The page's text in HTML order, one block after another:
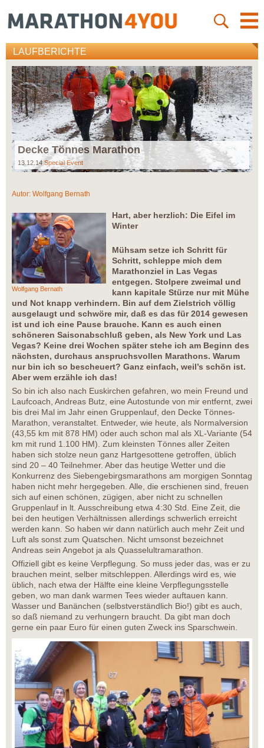
LAUFBERICHTE
Decke Tönnes Marathon
13.12.14Special Event
Autor: Wolfgang Bernath
Wolfgang Bernath
Hart, aber herzlich: Die Eifel im
Winter
Mühsam setze ich Schritt für
Schritt, schleppe mich dem
Marathonziel in Las Vegas
entgegen. Stolpere zweimal und
kann kapitale Stürze nur mit Mühe
und Not knapp verhindern. Bin auf dem Zielstrich völlig
ausgelaugt und schwöre mir, daß es das für 2014 gewesen
ist und ich eine Pause brauche. Kann es auch einen
schöneren Saisonabschluß geben, als New York und Las
Vegas? Keine drei Wochen später stehe ich am Beginn des
nächsten, durchaus anspruchsvollen Marathons. Warum
nur bin ich so bescheuert? Ganz einfach, weil’s schön ist.
Aber wem erzähle ich das!
So bin ich also nach Euskirchen gefahren, wo mein Freund und
Laufcoach, Andreas Butz, eine Autostunde von mir entfernt, zwei
bis drei Mal im Jahr einen Gruppenlauf, den Decke Tönnes-
Marathon, veranstaltet. Entweder, wie heute, als Normalversion
(43,55 km mit 878 HM) oder auch schon mal als XL-Variante (54
km mit rund 1.100 HM). Zum kleinsten Tönnes aller Zeiten
haben sich stolze neun ganz Hartgesottene getroffen, üblich
sind 20 – 40 Teilnehmer. Aber das heutige Wetter und die
Konkurrenz des Siebengebirgsmarathons am morgigen Sonntag
haben nicht mehr hergegeben. Alle, die erschienen sind, freuen
sich auf einen schönen, zügigen, aber nicht zu schnellen
Gruppenlauf in lt. Ausschreibung etwa 4:30 Std. Eine Zeit, die
bei den heutigen Verhältnissen allerdings schwerlich erreicht
werden kann. So haben wir dann natürlich auch mehr Zeit und
Luft als sonst zum Quatschen. Nicht umsonst bezeichnet
Andreas sein Angebot ja als Quasselultramarathon.
Offiziell gibt es keine Verpflegung. So muss jeder das, was er zu
brauchen meint, selber mitschleppen. Allerdings wird es, wie
üblich, nach etwa der Hälfte eine kleine Verpflegungsstelle
geben, wo man dank warmen Tees wieder auftauen kann.
Wasser und Banänchen (selbstverständlich Bio!) gibt es auch,
so daß niemand zu verhungern braucht. Da gibt man doch
gerne ein paar Euro für einen guten Zweck ins Sparschwein.